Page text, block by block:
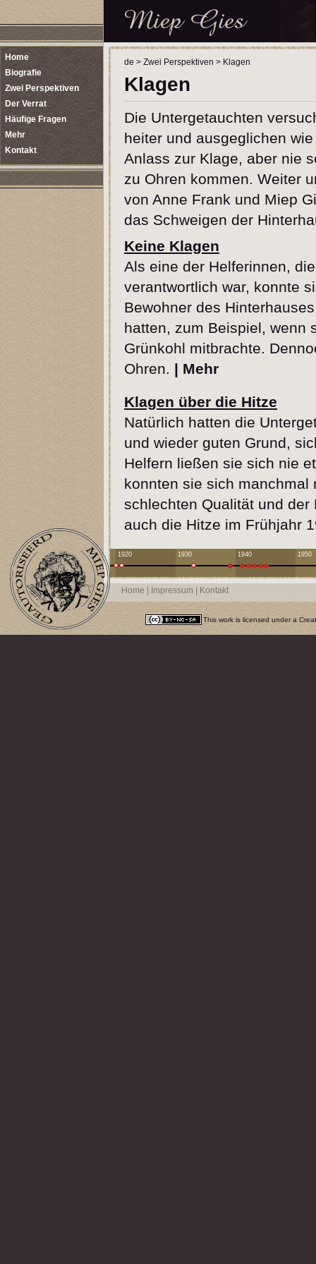
Home
Biografie
Zwei Perspektiven
Der Verrat
Häufige Fragen
Mehr
Kontakt
de > Zwei Perspektiven > Klagen
Klagen
Die Untergetauchten
heiter und ausgeglichen
Anlass zur Klage, aber nie
zu Ohren kommen. Weiter
von Anne Frank und Miep
das Schweigen der
Keine Klagen
Als eine der Helferinnen,
verantwortlich war, konnte
Bewohner des
hatten, zum Beispiel, wenn
Grünkohl mitbrachte.
Ohren. | Mehr
Klagen über die Hitze
Natürlich hatten die
und wieder guten Grund,
Helfern ließen sie sich nie
konnten sie sich manchmal
schlechten Qualität und
auch die Hitze im Frühjahr
1920 1930 1940 1950
Home Impressum Kontakt
This work is licensed under a